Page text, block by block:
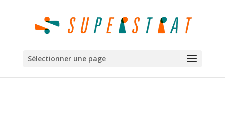
Sélectionner une page